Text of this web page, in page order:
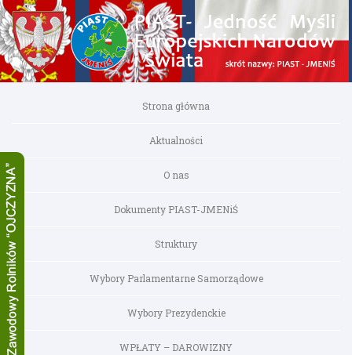
Strona główna
Aktualności
O nas
Dokumenty PIAST-JMENiŚ
Struktury
Wybory Parlamentarne Samorządowe
Wybory Prezydenckie
WPŁATY – DAROWIZNY